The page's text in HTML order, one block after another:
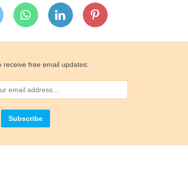
receive free email updates: